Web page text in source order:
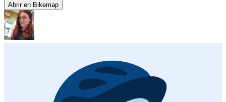
Abrir en Bikemap